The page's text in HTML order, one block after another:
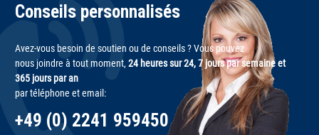
Conseils personnalisés
Avez-vous besoin de soutien ou de conseils ? Vous pouvez
nous joindre à tout moment, 24 heures sur 24, 7 jours par semaine et
365 jours par an
par téléphone et email:
+49 (0) 2241 959450